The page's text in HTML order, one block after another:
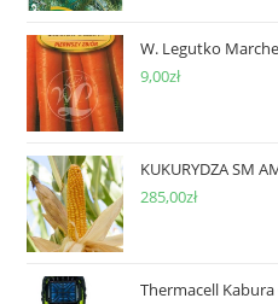
W. Legutko
9,00zł
KUKURYDZA SM
285,00zł
Thermacell